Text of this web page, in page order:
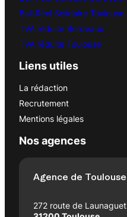
Bail Réel Solidaire Toulouse
TVA réduite Bordeaux
TVA réduite Toulouse
Liens utiles
La rédaction
Recrutement
Mentions légales
Nos agences
Agence de Toulouse
272 route de Launaguet